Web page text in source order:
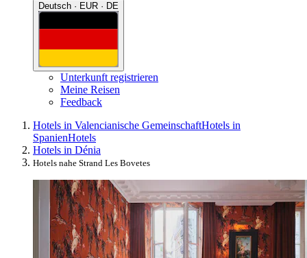
Deutsch · EUR · DE
Unterkunft registrieren
Meine Reisen
Feedback
Hotels in Valencianische GemeinschaftHotels in
SpanienHotels
Hotels in Dénia
Hotels nahe Strand Les Bovetes